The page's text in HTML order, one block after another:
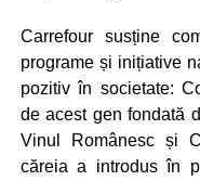
Carrefour susține
programe și inițiative
pozitiv în societate:
de acest gen fondată
Vinul Românesc și
căreia a introdus în